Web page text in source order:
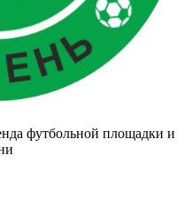
футбольной площадки и